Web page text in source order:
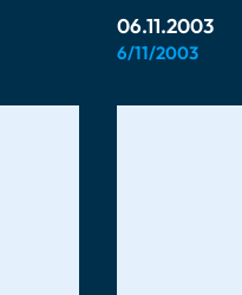
06.11.2003
6/11/2003